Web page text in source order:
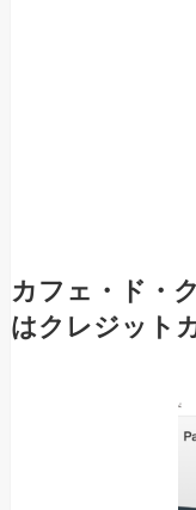
カフェ・ド・
はクレジット